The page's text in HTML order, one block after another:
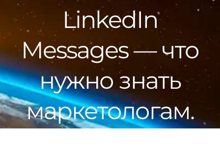
LinkedIn
Messages — что
нужно знать
маркетологам.